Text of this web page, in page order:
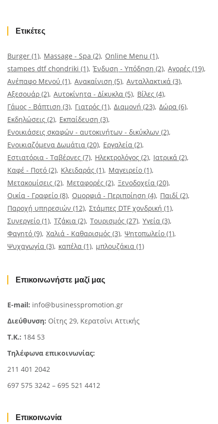
Ετικέτες
Burger (1) Massage - Spa (2) Online Menu (1)
stampes dtf chondriki (1) Ένδυση - Υπόδηση (2) Αγορές (19)
Ανέπαφο Μενού (1) Ανακαίνιση (5) Ανταλλακτικά (3)
Αξεσουάρ (2) Αυτοκίνητα - Δίκυκλα (5) Βίλες (4)
Γάμος - Βάπτιση (3) Γιατρός (1) Διαμονή (23) Δώρα (6)
Εκδηλώσεις (2) Εκπαίδευση (3)
Ενοικιάσεις σκαφών - αυτοκινήτων - δικύκλων (2)
Ενοικιαζόμενα Δωμάτια (20) Εργαλεία (2)
Εστιατόρια - Ταβέρνες (7) Ηλεκτρολόγος (2) Ιατρικά (2)
Καφέ - Ποτό (2) Κλειδαράς (1) Μαγειρείο (1)
Μετακομίσεις (2) Μεταφορές (2) Ξενοδοχεία (20)
Οικία - Γραφείο (8) Ομορφιά - Περιποίηση (4) Παιδί (2)
Παροχή υπηρεσιών (12) Στάμπες DTF χονδρική (1)
Συνεργείο (1) Τζάκια (2) Τουρισμός (27) Υγεία (3)
Φαγητό (9) Χαλιά - Καθαρισμός (3) Ψητοπωλείο (1)
Ψυχαγωγία (3) καπέλα (1) μπλουζάκια (1)
Επικοινωνήστε μαζί μας
E-mail: info@businesspromotion.gr
Διεύθυνση: Οίτης 29, Κερατσίνι Αττικής
Τ.Κ.: 184 53
Τηλέφωνα επικοινωνίας:
211 401 2042
697 575 3242 – 695 521 4412
Επικοινωνία